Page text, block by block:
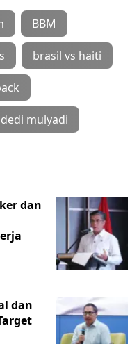
BBM
brasil vs haiti
dedi mulyadi
dan
dan